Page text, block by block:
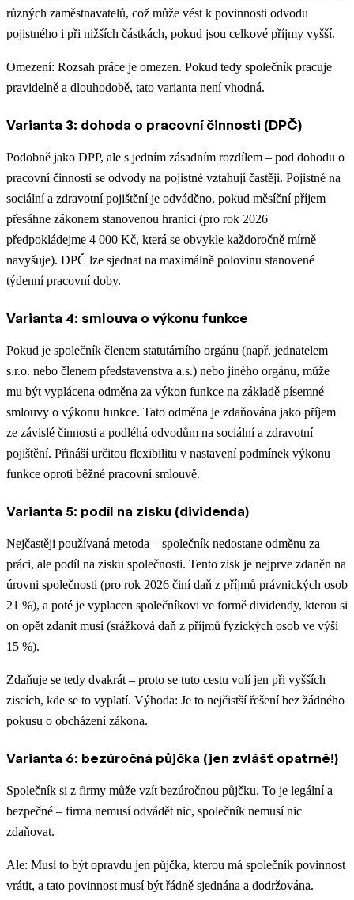
různých zaměstnavatelů, což může vést k povinnosti odvodu
pojistného i při nižších částkách, pokud jsou celkové příjmy vyšší.
Omezení: Rozsah práce je omezen. Pokud tedy společník pracuje
pravidelně a dlouhodobě, tato varianta není vhodná.
Varianta 3: dohoda o pracovní činnosti (DPČ)
Podobně jako DPP, ale s jedním zásadním rozdílem – pod dohodu o
pracovní činnosti se odvody na pojistné vztahují častěji. Pojistné na
sociální a zdravotní pojištění je odváděno, pokud měsíční příjem
přesáhne zákonem stanovenou hranici (pro rok 2026
předpokládejme 4 000 Kč, která se obvykle každoročně mírně
navyšuje). DPČ lze sjednat na maximálně polovinu stanovené
týdenní pracovní doby.
Varianta 4: smlouva o výkonu funkce
Pokud je společník členem statutárního orgánu (např. jednatelem
s.r.o. nebo členem představenstva a.s.) nebo jiného orgánu, může
mu být vyplácena odměna za výkon funkce na základě písemné
smlouvy o výkonu funkce. Tato odměna je zdaňována jako příjem
ze závislé činnosti a podléhá odvodům na sociální a zdravotní
pojištění. Přináší určitou flexibilitu v nastavení podmínek výkonu
funkce oproti běžné pracovní smlouvě.
Varianta 5: podíl na zisku (dividenda)
Nejčastěji používaná metoda – společník nedostane odměnu za
práci, ale podíl na zisku společnosti. Tento zisk je nejprve zdaněn na
úrovni společnosti (pro rok 2026 činí daň z příjmů právnických osob
21 %), a poté je vyplacen společníkovi ve formě dividendy, kterou si
on opět zdanit musí (srážková daň z příjmů fyzických osob ve výši
15 %).
Zdaňuje se tedy dvakrát – proto se tuto cestu volí jen při vyšších
ziscích, kde se to vyplatí. Výhoda: Je to nejčistší řešení bez žádného
pokusu o obcházení zákona.
Varianta 6: bezúročná půjčka (jen zvlášť opatrně!)
Společník si z firmy může vzít bezúročnou půjčku. To je legální a
bezpečné – firma nemusí odvádět nic, společník nemusí nic
zdaňovat.
Ale: Musí to být opravdu jen půjčka, kterou má společník povinnost
vrátit, a tato povinnost musí být řádně sjednána a dodržována.